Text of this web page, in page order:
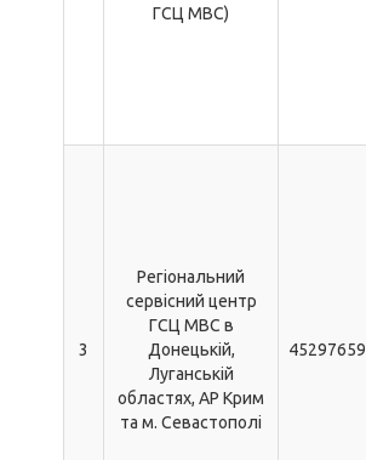
ГСЦ МВС)
3
Регіональний
сервісний центр
ГСЦ МВС в
Донецькій,
Луганській
областях, АР Крим
та м. Севастополі
45297659